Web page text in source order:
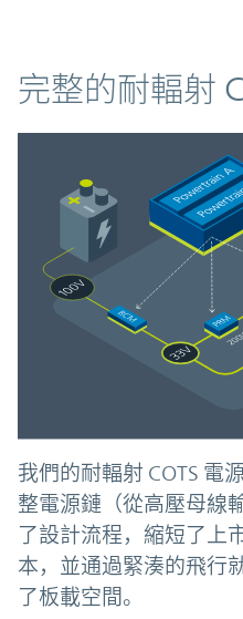
完整的耐輻射
我們的耐輻射 COTS 電
整電源鏈（從高壓母線
了設計流程，縮短了上
本，並通過緊湊的飛行
了板載空間。